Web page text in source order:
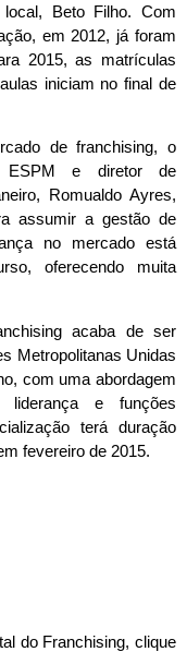
Beto Filho. Com
em 2012, já foram
2015, as matrículas
iniciam no final de
de franchising, o
ESPM e diretor de
Romualdo Ayres,
assumir a gestão de
no mercado está
oferecendo muita
acaba de ser
Metropolitanas Unidas
com uma abordagem
liderança e funções
terá duração
fevereiro de 2015.
do Franchising, clique